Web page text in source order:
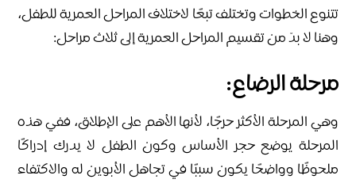
تتنوع الخطوات وتختلف تبعًا لاختلاف المراحل العمرية للطفل،
وهنا لا بدّ من تقسيم المراحل العمرية إلى ثلاث مراحل:
مرحلة الرضاع:
وهي المرحلة الأكثر حرجًا، لأنها الأهم على الإطلاق، ففي هذه
المرحلة يوضع حجر الأساس وكون الطفل لا يدرك إدراكًا
ملحوظًا وواضحًا يكون سببًا في تجاهل الأبوين له والاكتفاء